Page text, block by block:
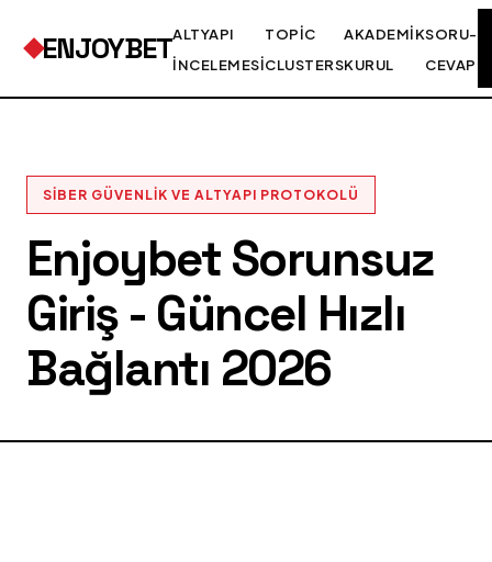
ENJOYBETALTYAPI
İNCELEMESI
TOPIC
CLUSTERS
AKADEMIK
KURUL
SORU-
CEVAP
SIBER GÜVENLIK VE ALTYAPI PROTOKOLÜ
Enjoybet Sorunsuz
Giriş - Güncel Hızlı
Bağlantı 2026